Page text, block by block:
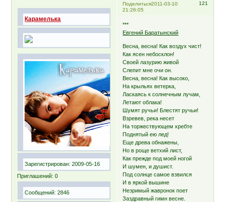
Поделиться 121
2011-03-10
21:26:05
Карамелька
Зарегистрирован: 2009-05-16
Приглашений: 0
Сообщений: 2846
***
Евгений Баратынский
Весна, весна! Как воздух чист!
Как ясен небосклон!
Своей лазурию живой
Слепит мне очи он.
Весна, весна! Как высоко,
На крыльях ветерка,
Ласкаясь к солнечным лучам,
Летают облака!
Шумят ручьи! Блестят ручьи!
Взревев, река несет
На торжествующем хребте
Поднятый ею лед!
Еще древа обнажены,
Но в роще ветхий лист,
Как прежде под моей ногой
И шумен, и душист.
Под солнце самое взвился
И в яркой вышине
Незримый жавронок поет
Заздравный гимн весне.